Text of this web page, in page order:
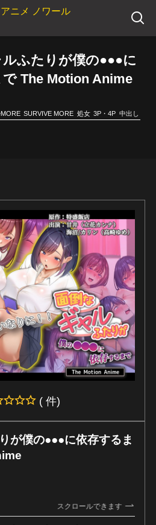
ふたりが僕の●●●に
The Motion Anime
SURVIVE MORE 処女 3P・4P 中出し
( 件)
が僕の●●●に依存するま
スクロールできます